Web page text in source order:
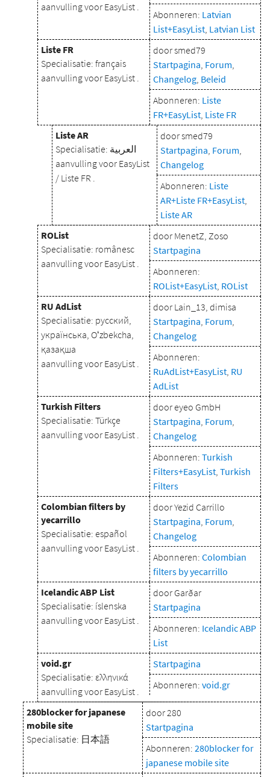
aanvulling voor EasyList .
Abonneren: Latvian
List+EasyList, Latvian List
Liste FR
Specialisatie: français
aanvulling voor EasyList .
door smed79
Startpagina, Forum,
Changelog, Beleid
Abonneren: Liste
FR+EasyList, Liste FR
Liste AR
Specialisatie: العربية
aanvulling voor EasyList
/ Liste FR .
door smed79
Startpagina, Forum,
Changelog
Abonneren: Liste
AR+Liste FR+EasyList,
Liste AR
ROList
Specialisatie: românesc
aanvulling voor EasyList .
door MenetZ, Zoso
Startpagina
Abonneren:
ROList+EasyList, ROList
RU AdList
Specialisatie: русский,
українська, Oʻzbekcha,
қазақша
aanvulling voor EasyList .
door Lain_13, dimisa
Startpagina, Forum,
Changelog
Abonneren:
RuAdList+EasyList, RU
AdList
Turkish Filters
Specialisatie: Türkçe
aanvulling voor EasyList .
door eyeo GmbH
Startpagina, Forum,
Changelog
Abonneren: Turkish
Filters+EasyList, Turkish
Filters
Colombian filters by
yecarrillo
Specialisatie: español
aanvulling voor EasyList .
door Yezid Carrillo
Startpagina, Forum,
Changelog
Abonneren: Colombian
filters by yecarrillo
Icelandic ABP List
Specialisatie: íslenska
aanvulling voor EasyList .
door Garðar
Startpagina
Abonneren: Icelandic ABP
List
void.gr
Specialisatie: ελληνικά
aanvulling voor EasyList .
Startpagina
Abonneren: void.gr
280blocker for japanese
mobile site
Specialisatie: 日本語
door 280
Startpagina
Abonneren: 280blocker for
japanese mobile site